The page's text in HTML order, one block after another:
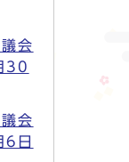
会
30
会
6日